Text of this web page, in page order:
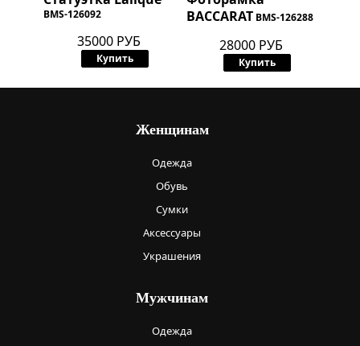
BMS-126092
35000 РУБ
Купить
BACCARAT BMS-126288
28000 РУБ
Купить
Женщинам
Одежда
Обувь
Сумки
Аксессуары
Украшения
Мужчинам
Одежда